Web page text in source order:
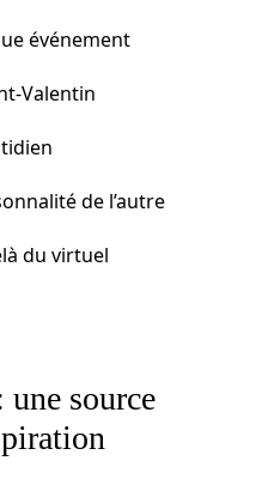
événement
Valentin
de l’autre
du virtuel
une source